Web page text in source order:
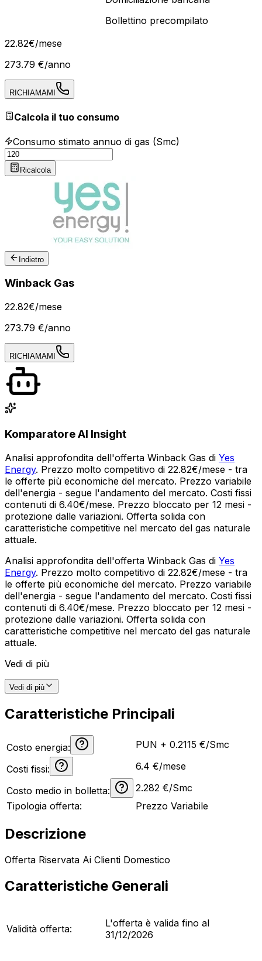
Bollettino precompilato
22.82€/mese
273.79 €/anno
RICHIAMAMI
Calcola il tuo consumo
Consumo stimato annuo di gas (Smc)
Ricalcola
Indietro
Winback Gas
22.82€/mese
273.79 €/anno
RICHIAMAMI
Komparatore AI Insight
Analisi approfondita dell'offerta Winback Gas di Yes
Energy. Prezzo molto competitivo di 22.82€/mese - tra
le offerte più economiche del mercato. Prezzo variabile
dell'energia - segue l'andamento del mercato. Costi fissi
contenuti di 6.40€/mese. Prezzo bloccato per 12 mesi -
protezione dalle variazioni. Offerta solida con
caratteristiche competitive nel mercato del gas naturale
attuale.
Analisi approfondita dell'offerta Winback Gas di Yes
Energy. Prezzo molto competitivo di 22.82€/mese - tra
le offerte più economiche del mercato. Prezzo variabile
dell'energia - segue l'andamento del mercato. Costi fissi
contenuti di 6.40€/mese. Prezzo bloccato per 12 mesi -
protezione dalle variazioni. Offerta solida con
caratteristiche competitive nel mercato del gas naturale
attuale.
Vedi di più
Vedi di più
Caratteristiche Principali
Costo energia: PUN + 0.2115 €/Smc
Costi fissi: 6.4 €/mese
Costo medio in bolletta: 2.282 €/Smc
Tipologia offerta:
Prezzo Variabile
Descrizione
Offerta Riservata Ai Clienti Domestico
Caratteristiche Generali
Validità offerta:
L'offerta è valida fino al
31/12/2026